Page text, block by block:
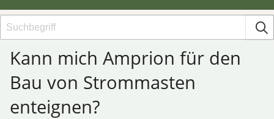
Kann mich Amprion für den
Bau von Strommasten
enteignen?